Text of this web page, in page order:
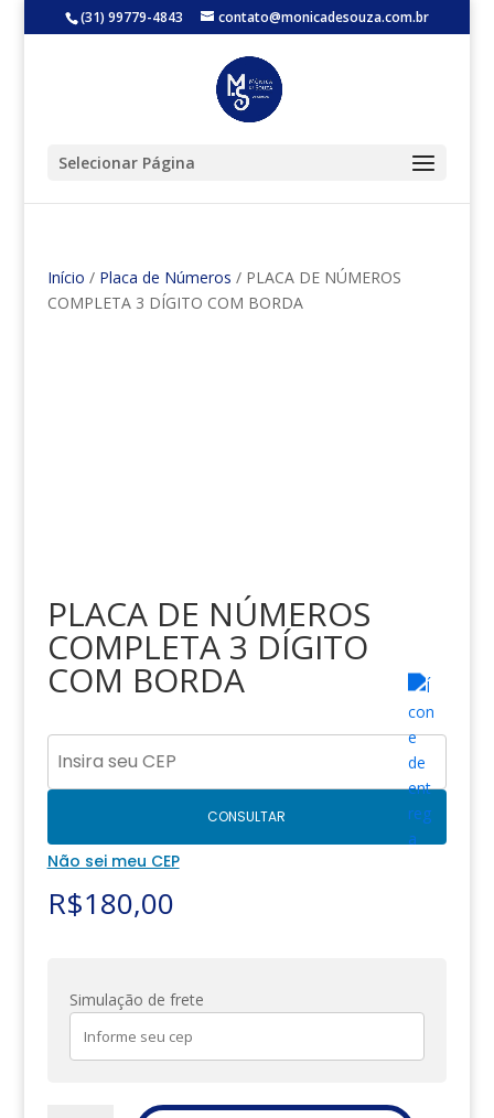
(31) 99779-4843 contato@monicadesouza.com.br
Selecionar Página
Início / Placa de Números / PLACA DE NÚMEROS
COMPLETA 3 DÍGITO COM BORDA
PLACA DE NÚMEROS
COMPLETA 3 DÍGITO
COM BORDA
CONSULTAR
Não sei meu CEP
R$180,00
Simulação de frete